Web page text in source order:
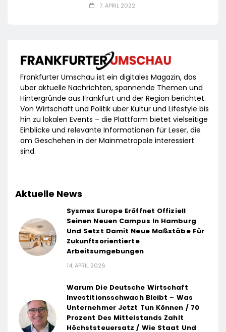
7. APRIL 2022
Frankfurter Umschau ist ein digitales Magazin, das
über aktuelle Nachrichten, spannende Themen und
Hintergründe aus Frankfurt und der Region berichtet.
Von Wirtschaft und Politik über Kultur und Lifestyle bis
hin zu lokalen Events – die Plattform bietet vielseitige
Einblicke und relevante Informationen für Leser, die
am Geschehen in der Mainmetropole interessiert
sind.
Aktuelle News
Sysmex Europe Eröffnet Offiziell
Seinen Neuen Campus In Hamburg
Und Setzt Damit Neue Maßstäbe Für
Zukunftsorientierte
Arbeitsumgebungen
14. APRIL 2026
Warum Die Deutsche Wirtschaft
Investitionsschwach Bleibt – Was
Unternehmer Jetzt Tun Können / 70
Prozent Des Mittelstands Zahlt
Höchststeuersatz / Wie Staat Und